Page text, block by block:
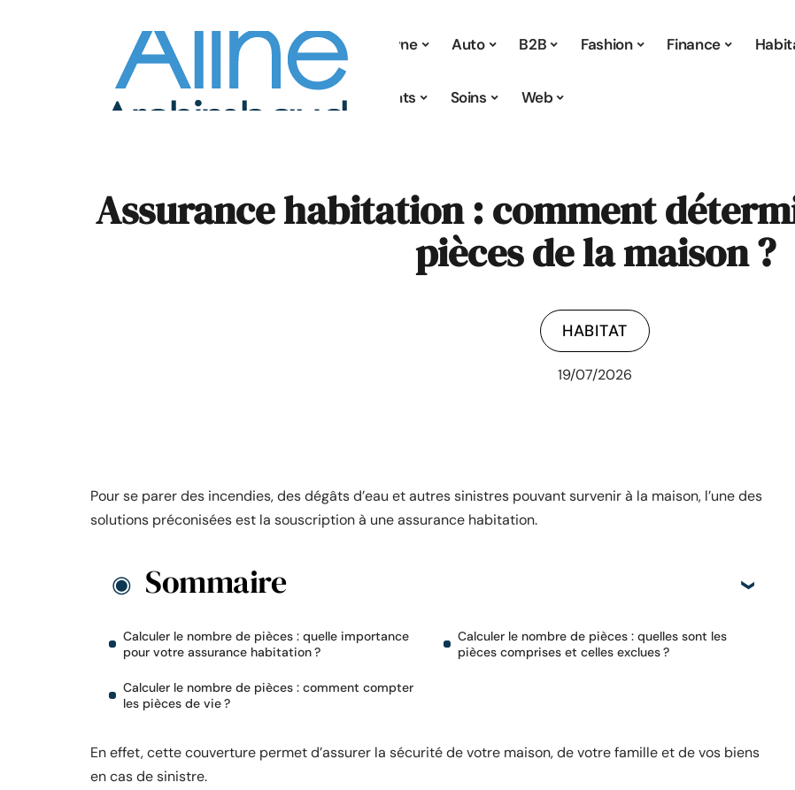
À la une Auto B2B Fashion Finance
Parents Soins Web
Assurance habitation : comment
pièces de la maison ?
HABITAT
19/07/2026
Pour se parer des incendies, des dégâts d’eau et autres sinistres pouvant survenir à la maison, l’une des
solutions préconisées est la souscription à une assurance habitation.
Sommaire
Calculer le nombre de pièces : quelle importance
pour votre assurance habitation ?
Calculer le nombre de pièces : quelles sont les
pièces comprises et celles exclues ?
Calculer le nombre de pièces : comment compter
les pièces de vie ?
En effet, cette couverture permet d’assurer la sécurité de votre maison, de votre famille et de vos biens
en cas de sinistre.